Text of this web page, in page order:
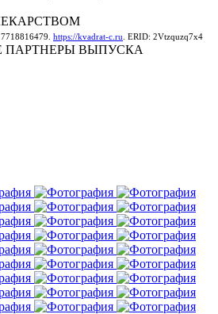
https://kvadrat-c.ru . ERID: 2Vtzquzq7x4
ВЫПУСКА